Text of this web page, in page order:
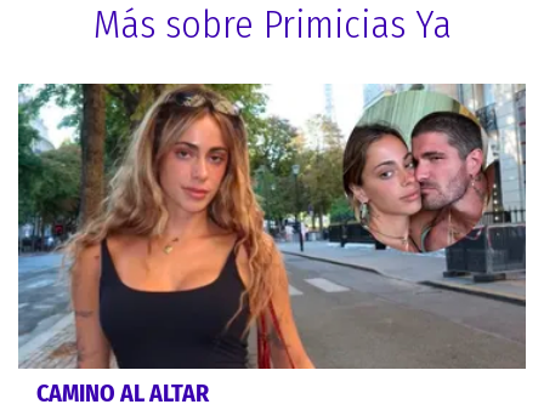
Más sobre Primicias Ya
CAMINO AL ALTAR